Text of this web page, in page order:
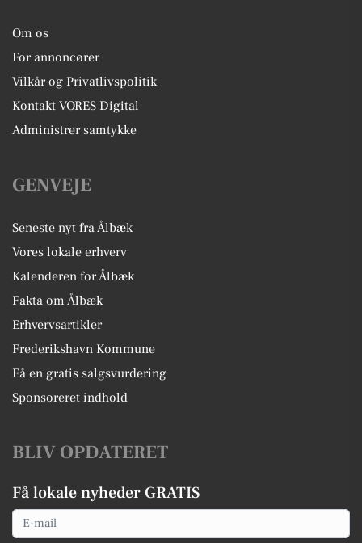
Om os
For annoncører
Vilkår og Privatlivspolitik
Kontakt VORES Digital
Administrer samtykke
GENVEJE
Seneste nyt fra Ålbæk
Vores lokale erhverv
Kalenderen for Ålbæk
Fakta om Ålbæk
Erhvervsartikler
Frederikshavn Kommune
Få en gratis salgsvurdering
Sponsoreret indhold
BLIV OPDATERET
Få lokale nyheder GRATIS
Email